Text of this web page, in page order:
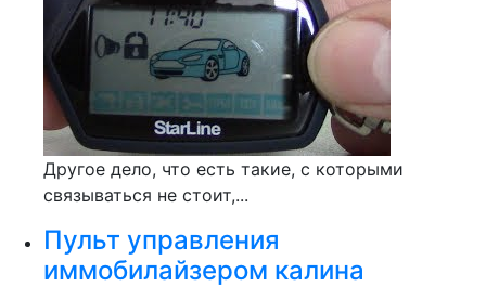
Другое дело, что есть такие, с которыми
связываться не стоит,...
Пульт управления
иммобилайзером калина